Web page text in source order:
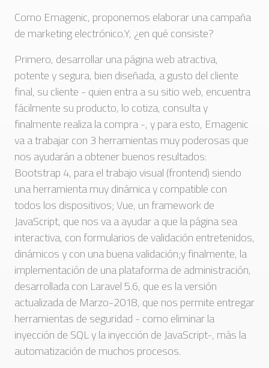
Como Emagenic, proponemos elaborar una campaña
de marketing electrónico.Y, ¿en qué consiste?
Primero, desarrollar una página web atractiva,
potente y segura, bien diseñada, a gusto del cliente
final, su cliente - quien entra a su sitio web, encuentra
fácilmente su producto, lo cotiza, consulta y
finalmente realiza la compra -, y para esto, Emagenic
va a trabajar con 3 herramientas muy poderosas que
nos ayudarán a obtener buenos resultados:
Bootstrap 4, para el trabajo visual (frontend) siendo
una herramienta muy dinámica y compatible con
todos los dispositivos; Vue, un framework de
JavaScript, que nos va a ayudar a que la página sea
interactiva, con formularios de validación entretenidos,
dinámicos y con una buena validación;y finalmente, la
implementación de una plataforma de administración,
desarrollada con Laravel 5.6, que es la versión
actualizada de Marzo-2018, que nos permite entregar
herramientas de seguridad - como eliminar la
inyección de SQL y la inyección de JavaScript-, más la
automatización de muchos procesos.